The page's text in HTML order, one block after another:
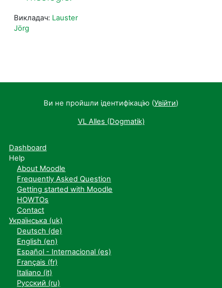
Викладач: Lauster
Jörg
Ви не пройшли ідентифікацію (Увійти)
VL Alles (Dogmatik)
Dashboard
Help
About Moodle
Frequently Asked Question
Getting started with Moodle
HOWTOs
Contact
Українська ‎(uk)‎
Deutsch ‎(de)‎
English ‎(en)‎
Español - Internacional ‎(es)‎
Français ‎(fr)‎
Italiano ‎(it)‎
Русский ‎(ru)‎